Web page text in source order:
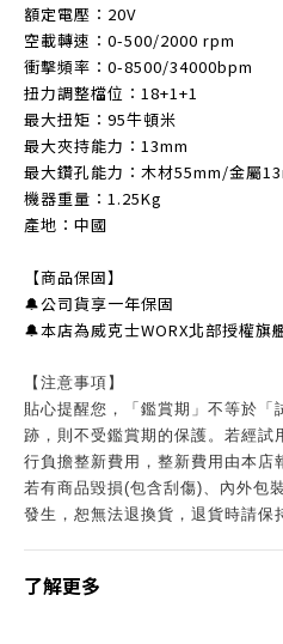
額定電壓：20V
空載轉速：0-500/2000 rpm
衝擊頻率：0-8500/34000bpm
扭力調整檔位：18+1+1
最大扭矩：95牛頓米
最大夾持能力：13mm
最大鑽孔能力：木材55mm/金屬
機器重量：1.25Kg
產地：中國
【商品保固】
🔔公司貨享一年保固
🔔本店為威克士WORX北部授權
【注意事項】
貼心提醒您，「鑑賞期」不等於「
跡，則不受鑑賞期的保護。若經試
行負擔整新費用，整新費用由本店
若有商品毀損(包含刮傷)、內外包
發生，恕無法退換貨，退貨時請保
了解更多